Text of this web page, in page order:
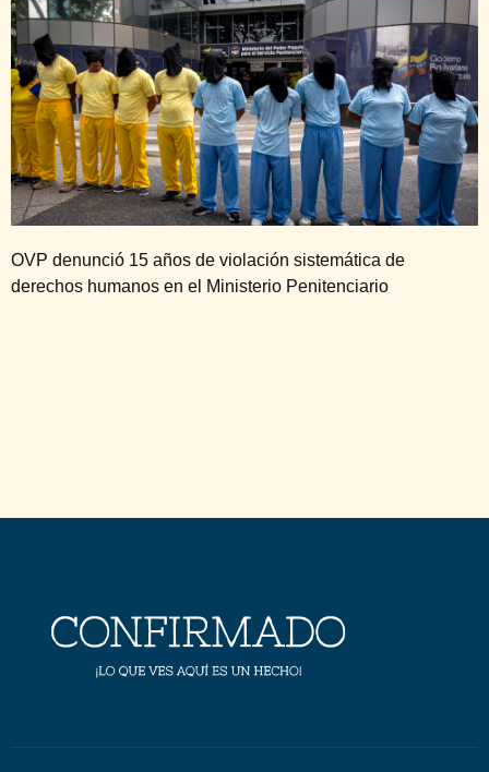
OVP denunció 15 años de violación sistemática de
derechos humanos en el Ministerio Penitenciario